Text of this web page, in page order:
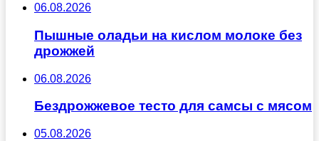
06.08.2026
Пышные оладьи на кислом молоке без
дрожжей
06.08.2026
Бездрожжевое тесто для самсы с мясом
05.08.2026